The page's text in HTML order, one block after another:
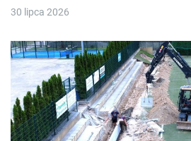
30 lipca 2026